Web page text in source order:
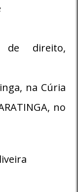
de direito,
na Cúria
no